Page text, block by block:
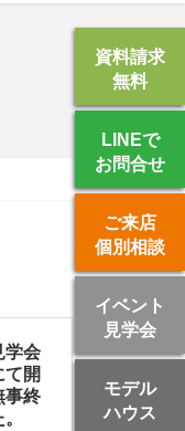
学会
て開
事終
資料請求
無料
LINEで
お問合せ
ご来店
個別相談
イベント
見学会
モデル
ハウス